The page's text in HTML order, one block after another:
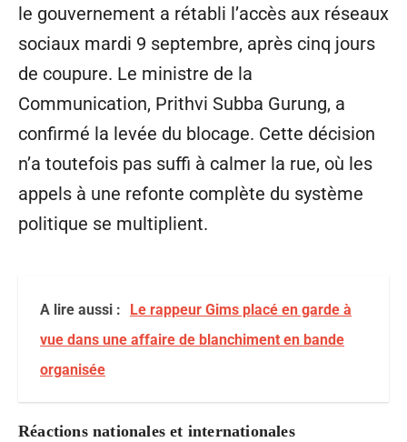
le gouvernement a rétabli l’accès aux réseaux
sociaux mardi 9 septembre, après cinq jours
de coupure. Le ministre de la
Communication, Prithvi Subba Gurung, a
confirmé la levée du blocage. Cette décision
n’a toutefois pas suffi à calmer la rue, où les
appels à une refonte complète du système
politique se multiplient.
A lire aussi :
Le rappeur Gims placé en garde à
vue dans une affaire de blanchiment en bande
organisée
Réactions nationales et internationales